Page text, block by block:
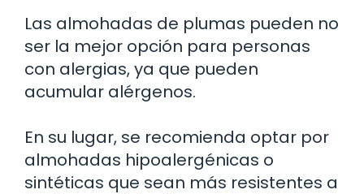
Las almohadas de plumas pueden no
ser la mejor opción para personas
con alergias, ya que pueden
acumular alérgenos.
En su lugar, se recomienda optar por
almohadas hipoalergénicas o
sintéticas que sean más resistentes a